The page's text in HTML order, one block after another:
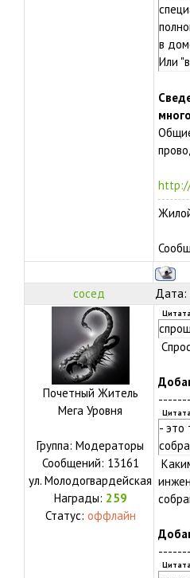
в
Или
http://
сосед Дата:
Почетный Житель
Мега Уровня
Группа: Модераторы
Сообщений: 13161
ул. Молодогвардейская
Награды: 259
Статус: оффлайн
Цитата
Цитата
- это
Цитата